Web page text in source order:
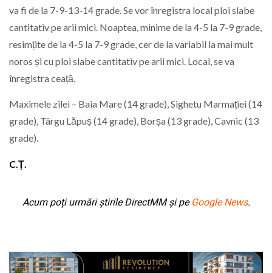
va fi de la 7-9-13-14 grade. Se vor înregistra local ploi slabe
cantitativ pe arii mici. Noaptea, minime de la 4-5 la 7-9 grade,
resimțite de la 4-5 la 7-9 grade, cer de la variabil la mai mult
noros și cu ploi slabe cantitativ pe arii mici. Local, se va
înregistra ceață.
Maximele zilei – Baia Mare (14 grade), Sighetu Marmației (14
grade), Târgu Lăpuș (14 grade), Borșa (13 grade), Cavnic (13
grade).
C.Ț.
Acum poți urmări știrile DirectMM și pe Google News.